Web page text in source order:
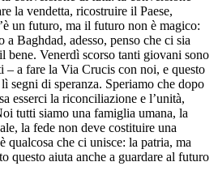
la vendetta, ricostruire il Paese,
un futuro, ma il futuro non è magico:
Baghdad, adesso, penso che ci sia
bene. Venerdì scorso tanti giovani sono
– a fare la Via Crucis con noi, e questo
segni di speranza. Speriamo che dopo
esserci la riconciliazione e l’unità,
tutti siamo una famiglia umana, la
la fede non deve costituire una
qualcosa che ci unisce: la patria, ma
questo aiuta anche a guardare al futuro